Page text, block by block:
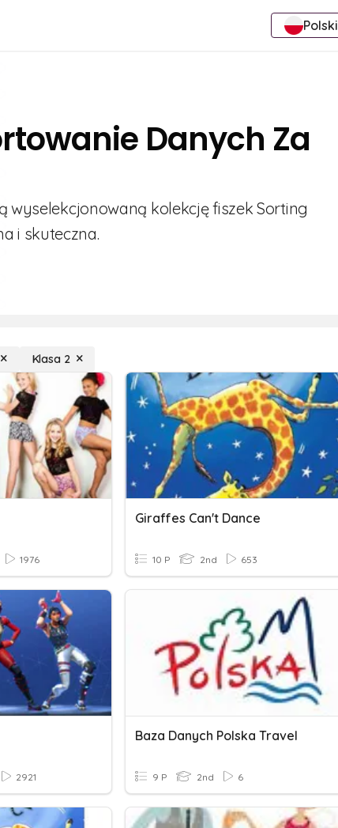
Polski
Danych Za
wyselekcjonowaną kolekcję fiszek Sorting
i skuteczna.
Klasa 2
1976
Giraffes Can't Dance
10 P 2nd 653
2921
Baza Danych Polska Travel
9 P 2nd 6